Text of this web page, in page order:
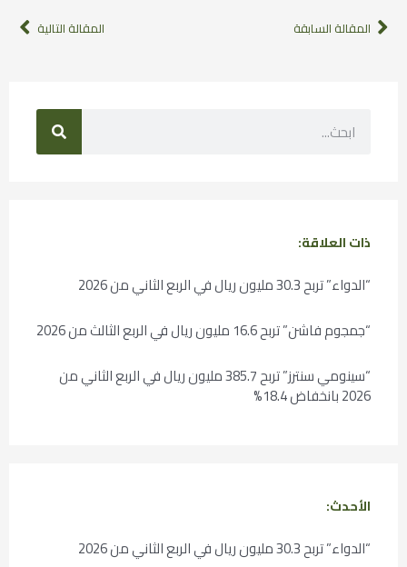
المقالة السابقة المقالة التالية
ذات العلاقة:
“الدواء” تربح 30.3 مليون ريال في الربع الثاني من 2026
“جمجوم فاشن” تربح 16.6 مليون ريال في الربع الثالث من 2026
“سينومي سنترز” تربح 385.7 مليون ريال في الربع الثاني من
2026 بانخفاض 18.4%
الأحدث:
“الدواء” تربح 30.3 مليون ريال في الربع الثاني من 2026